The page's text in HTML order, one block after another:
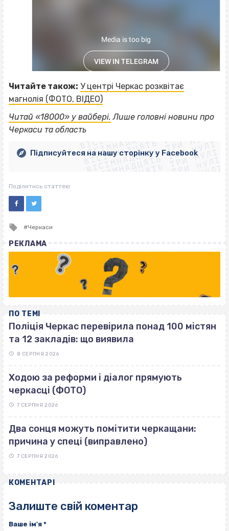
Читайте також: У центрі Черкас розквітає
магнолія (ФОТО, ВІДЕО)
Читай «18000» у вайбері. Лише головні новини про
Черкаси та областьВІСІМНАДЦЯТЬ ТРИ НУЛІ
ВІСІМНАДЦЯТЬ ТРИ НУЛІ
ВІСІМНАДЦЯТЬ ТРИ НУЛІ
ВІСІМНАДЦЯТЬ ТРИ НУЛІ
ВІСІМНАДЦЯТЬ ТРИ НУЛІ
ВІСІМНАДЦЯТЬ ТРИ НУЛІ
ВІСІМНАДЦЯТЬ ТРИ НУЛІ
ВІСІМНАДЦЯТЬ ТРИ НУЛІ
Підписуйтеся на нашу сторінку у Facebook
Поділитись статтею
Tagged
Черкаси
РЕКЛАМА
ПО ТЕМІ
Поліція Черкас перевірила понад 100 містян
та 12 закладів: що виявила
8 СЕРПНЯ 2026
Ходою за реформи і діалог прямують
черкасці (ФОТО)
7 СЕРПНЯ 2026
Два сонця можуть помітити черкащани:
причина у спеці (виправлено)
7 СЕРПНЯ 2026
КОМЕНТАРІ
Залиште свій коментар
Ваше ім'я *